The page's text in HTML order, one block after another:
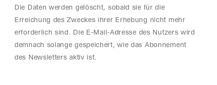
Die Daten werden gelöscht, sobald sie für die
Erreichung des Zweckes ihrer Erhebung nicht mehr
erforderlich sind. Die E-Mail-Adresse des Nutzers wird
demnach solange gespeichert, wie das Abonnement
des Newsletters aktiv ist.